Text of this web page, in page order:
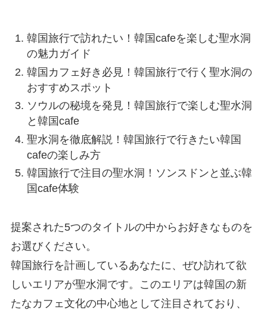
韓国旅行で訪れたい！韓国cafeを楽しむ聖水洞
の魅力ガイド
韓国カフェ好き必見！韓国旅行で行く聖水洞の
おすすめスポット
ソウルの秘境を発見！韓国旅行で楽しむ聖水洞
と韓国cafe
聖水洞を徹底解説！韓国旅行で行きたい韓国
cafeの楽しみ方
韓国旅行で注目の聖水洞！ソンスドンと並ぶ韓
国cafe体験
提案された5つのタイトルの中からお好きなものを
お選びください。
韓国旅行を計画しているあなたに、ぜひ訪れて欲
しいエリアが聖水洞です。このエリアは韓国の新
たなカフェ文化の中心地として注目されており、